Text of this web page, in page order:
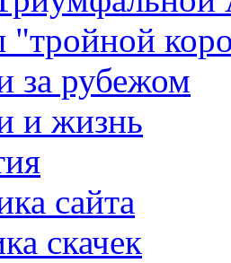
"тройной
за рубежом
и жизнь
сайта
скачек